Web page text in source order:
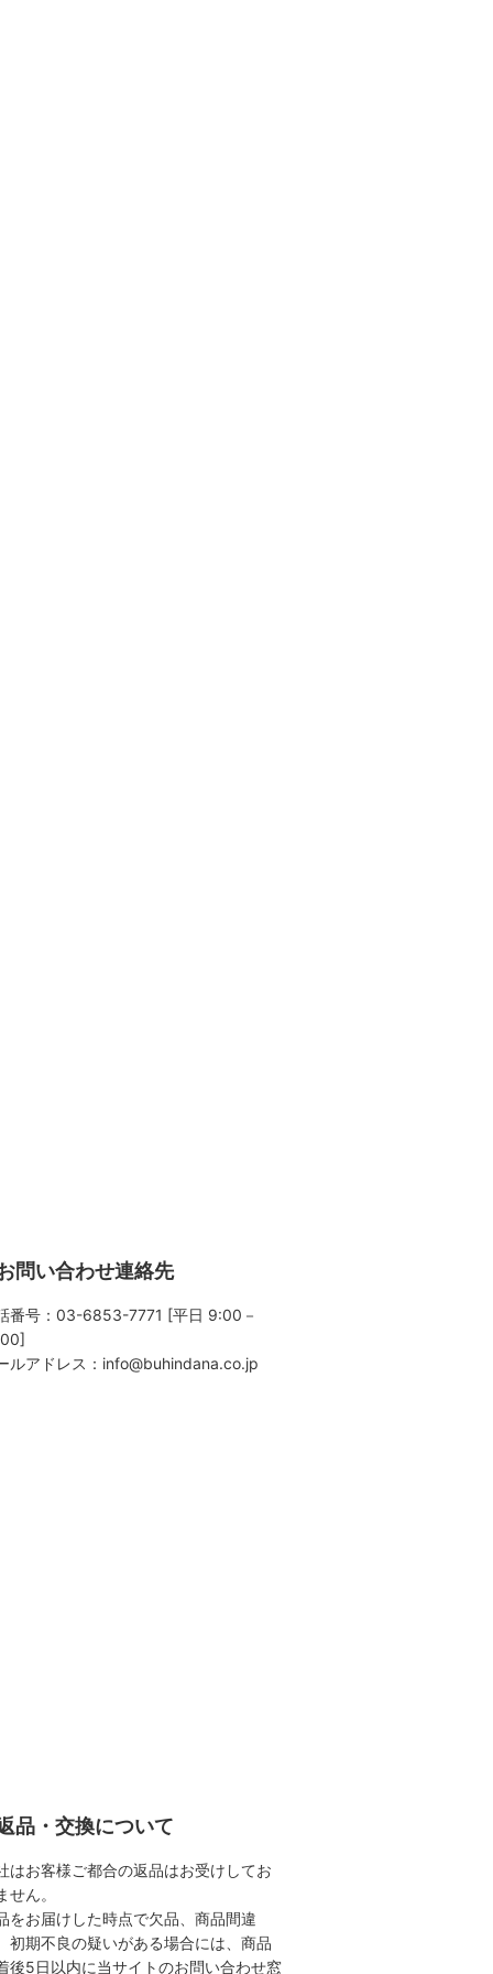
問い合わせ連絡先
番号：03-6853-7771 [平日 9:00－
ルアドレス： info@buhindana.co.jp
品・交換について
はお客様ご都合の返品はお受けしてお
せん。
をお届けした時点で欠品、商品間違
初期不良の疑いがある場合には、商品
後5日以内に当サイトのお問い合わせ窓